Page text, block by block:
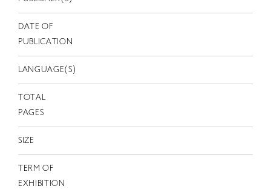
DATE OF
PUBLICATION
LANGUAGE(S)
TOTAL
PAGES
SIZE
TERM OF
EXHIBITION